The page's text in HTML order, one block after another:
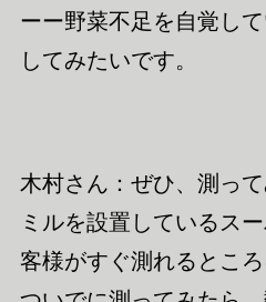
ーー野菜不足を自覚し
してみたいです。
木村さん：ぜひ、測っ
ミルを設置しているス
客様がすぐ測れるとこ